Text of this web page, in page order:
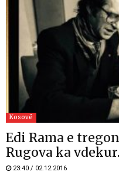
Kosovë
Edi Rama e
Rugova ka
23:40 / 02.12.2016